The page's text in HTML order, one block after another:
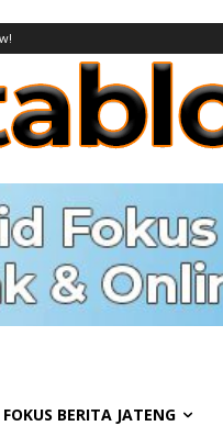
FOKUS BERITA JATENG